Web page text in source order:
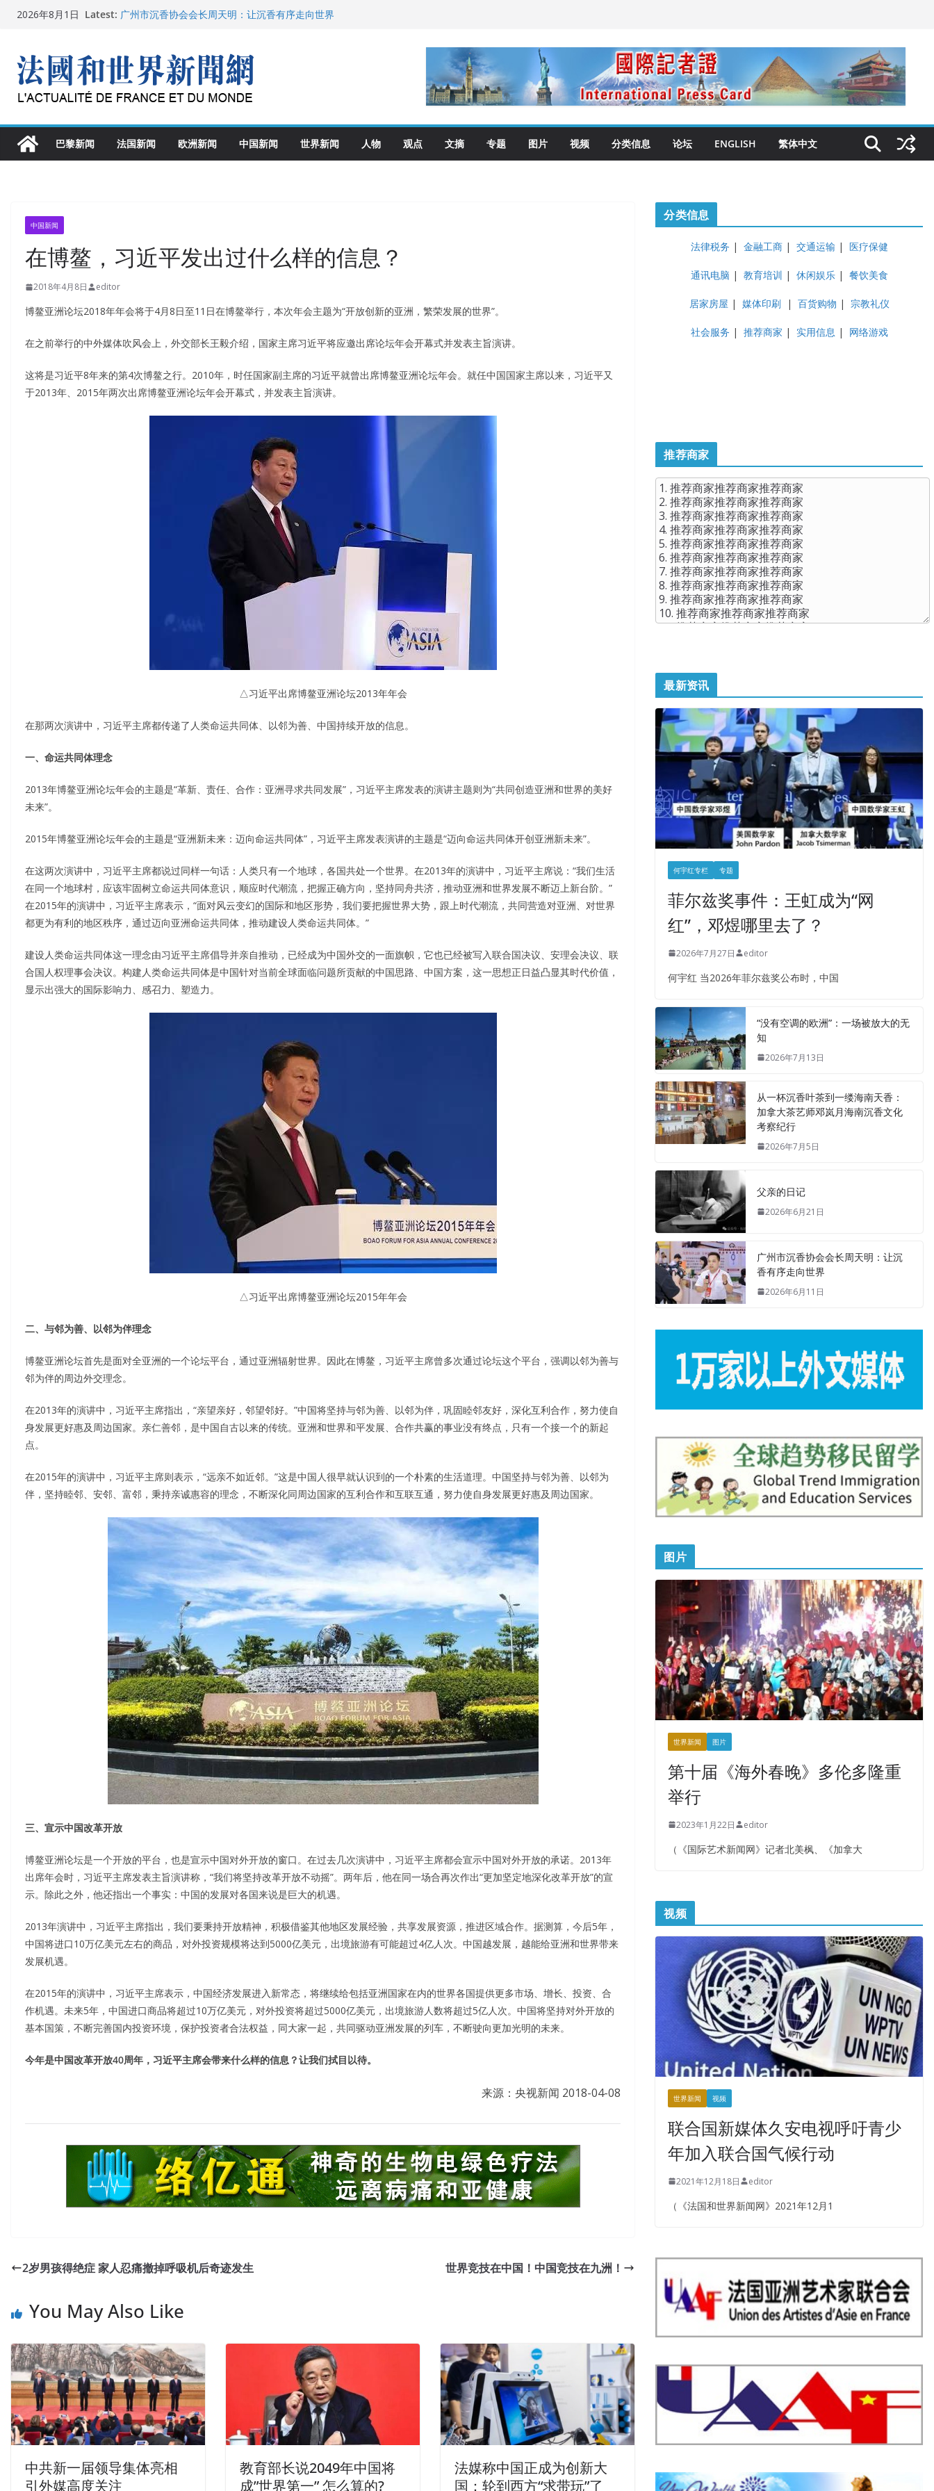
Skip2026年8月1日 Latest: 广州市沉香协会会长周天明：让沉香有序走向世界
从一杯沉香叶茶到一缕海南天香：加拿大茶艺师邓岚月海南沉香
文化考察纪行
父亲的日记
巴黎新闻 法国新闻 欧洲新闻 中国新闻 世界新闻 人物 观点 文摘 专题 图片 视频 分类信息 论坛 ENGLISH 繁体中文
中国新闻
在博鳌，习近平发出过什么样的信息？
2018年4月8日 editor
博鳌亚洲论坛2018年年会将于4月8日至11日在博鳌举行，本次年会主题为“开放创新的亚洲，繁荣发展的世界”。
在之前举行的中外媒体吹风会上，外交部长王毅介绍，国家主席习近平将应邀出席论坛年会开幕式并发表主旨演讲。
这将是习近平8年来的第4次博鳌之行。2010年，时任国家副主席的习近平就曾出席博鳌亚洲论坛年会。就任中国国家主席以来，习近平又
于2013年、2015年两次出席博鳌亚洲论坛年会开幕式，并发表主旨演讲。
△习近平出席博鳌亚洲论坛2013年年会
在那两次演讲中，习近平主席都传递了人类命运共同体、以邻为善、中国持续开放的信息。
一、命运共同体理念
2013年博鳌亚洲论坛年会的主题是“革新、责任、合作：亚洲寻求共同发展”，习近平主席发表的演讲主题则为“共同创造亚洲和世界的美好
未来”。
2015年博鳌亚洲论坛年会的主题是“亚洲新未来：迈向命运共同体”，习近平主席发表演讲的主题是“迈向命运共同体开创亚洲新未来”。
在这两次演讲中，习近平主席都说过同样一句话：人类只有一个地球，各国共处一个世界。在2013年的演讲中，习近平主席说：“我们生活
在同一个地球村，应该牢固树立命运共同体意识，顺应时代潮流，把握正确方向，坚持同舟共济，推动亚洲和世界发展不断迈上新台阶。”
在2015年的演讲中，习近平主席表示，“面对风云变幻的国际和地区形势，我们要把握世界大势，跟上时代潮流，共同营造对亚洲、对世界
都更为有利的地区秩序，通过迈向亚洲命运共同体，推动建设人类命运共同体。”
建设人类命运共同体这一理念由习近平主席倡导并亲自推动，已经成为中国外交的一面旗帜，它也已经被写入联合国决议、安理会决议、联
合国人权理事会决议。构建人类命运共同体是中国针对当前全球面临问题所贡献的中国思路、中国方案，这一思想正日益凸显其时代价值，
显示出强大的国际影响力、感召力、塑造力。
△习近平出席博鳌亚洲论坛2015年年会
二、与邻为善、以邻为伴理念
博鳌亚洲论坛首先是面对全亚洲的一个论坛平台，通过亚洲辐射世界。因此在博鳌，习近平主席曾多次通过论坛这个平台，强调以邻为善与
邻为伴的周边外交理念。
在2013年的演讲中，习近平主席指出，“亲望亲好，邻望邻好。”中国将坚持与邻为善、以邻为伴，巩固睦邻友好，深化互利合作，努力使自
身发展更好惠及周边国家。亲仁善邻，是中国自古以来的传统。亚洲和世界和平发展、合作共赢的事业没有终点，只有一个接一个的新起
点。
在2015年的演讲中，习近平主席则表示，“远亲不如近邻。”这是中国人很早就认识到的一个朴素的生活道理。中国坚持与邻为善、以邻为
伴，坚持睦邻、安邻、富邻，秉持亲诚惠容的理念，不断深化同周边国家的互利合作和互联互通，努力使自身发展更好惠及周边国家。
三、宣示中国改革开放
博鳌亚洲论坛是一个开放的平台，也是宣示中国对外开放的窗口。在过去几次演讲中，习近平主席都会宣示中国对外开放的承诺。2013年
出席年会时，习近平主席发表主旨演讲称，“我们将坚持改革开放不动摇”。两年后，他在同一场合再次作出“更加坚定地深化改革开放”的宣
示。除此之外，他还指出一个事实：中国的发展对各国来说是巨大的机遇。
2013年演讲中，习近平主席指出，我们要秉持开放精神，积极借鉴其他地区发展经验，共享发展资源，推进区域合作。据测算，今后5年，
中国将进口10万亿美元左右的商品，对外投资规模将达到5000亿美元，出境旅游有可能超过4亿人次。中国越发展，越能给亚洲和世界带来
发展机遇。
在2015年的演讲中，习近平主席表示，中国经济发展进入新常态，将继续给包括亚洲国家在内的世界各国提供更多市场、增长、投资、合
作机遇。未来5年，中国进口商品将超过10万亿美元，对外投资将超过5000亿美元，出境旅游人数将超过5亿人次。中国将坚持对外开放的
基本国策，不断完善国内投资环境，保护投资者合法权益，同大家一起，共同驱动亚洲发展的列车，不断驶向更加光明的未来。
今年是中国改革开放40周年，习近平主席会带来什么样的信息？让我们拭目以待。
来源：央视新闻 2018-04-08
2岁男孩得绝症 家人忍痛撤掉呼吸机后奇迹发生 世界竞技在中国！中国竞技在九洲！
You May Also Like
中共新一届领导集体亮相
引外媒高度关注
教育部长说2049年中国将
成”世界第一” 怎么算的?
法媒称中国正成为创新大
国：轮到西方“求带玩”了
分类信息
法律税务 | 金融工商| 交通运输| 医疗保健
通讯电脑 | 教育培训 | 休闲娱乐| 餐饮美食
居家房屋 | 媒体印刷| 百货购物 | 宗教礼仪
社会服务 | 推荐商家 | 实用信息 | 网络游戏
推荐商家
最新资讯
何宇红专栏 专题
菲尔兹奖事件：王虹成为“网
红”，邓煜哪里去了？
2026年7月27日 editor
何宇红 当2026年菲尔兹奖公布时，中国
“没有空调的欧洲”：一场被放大的无
知
2026年7月13日
从一杯沉香叶茶到一缕海南天香：
加拿大茶艺师邓岚月海南沉香文化
考察纪行
2026年7月5日
父亲的日记
2026年6月21日
广州市沉香协会会长周天明：让沉
香有序走向世界
2026年6月11日
图片
世界新闻 图片
第十届《海外春晚》多伦多隆重
举行
2023年1月22日 editor
（《国际艺术新闻网》记者北美枫、《加拿大
视频
世界新闻 视频
联合国新媒体久安电视呼吁青少
年加入联合国气候行动
2021年12月18日 editor
（《法国和世界新闻网》2021年12月1